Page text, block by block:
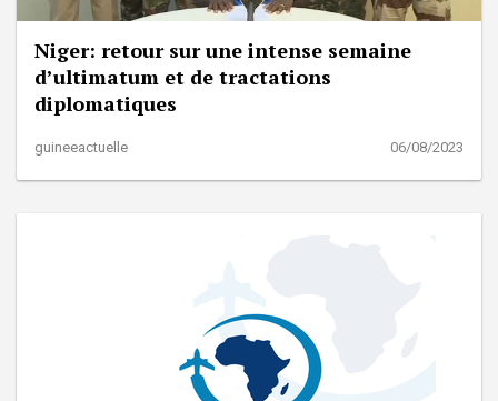
Niger: retour sur une intense semaine
d’ultimatum et de tractations
diplomatiques
guineeactuelle 06/08/2023